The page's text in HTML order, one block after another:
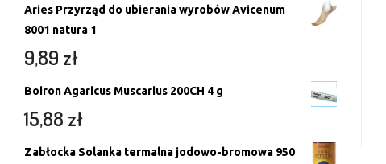
Aries Przyrząd do ubierania wyrobów Avicenum
8001 natura 1
9,89 zł
Boiron Agaricus Muscarius 200CH 4 g
15,88 zł
Zabłocka Solanka termalna jodowo-bromowa 950